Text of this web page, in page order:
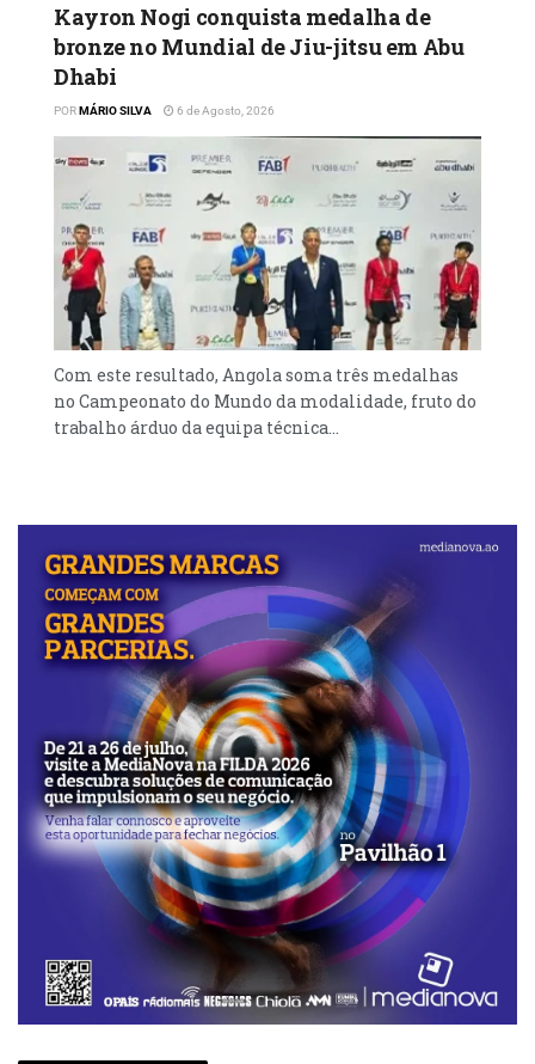
Kayron Nogi conquista medalha de
bronze no Mundial de Jiu-jitsu em Abu
Dhabi
PORMÁRIO SILVA 6 de Agosto, 2026
Com este resultado, Angola soma três medalhas
no Campeonato do Mundo da modalidade, fruto do
trabalho árduo da equipa técnica...